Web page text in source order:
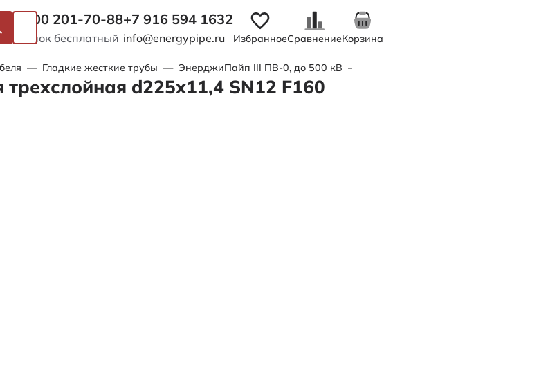
8 800 201-70-88
Звонок бесплатный
+7 916 594 1632
info@energypipe.ru ИзбранноеСравнениеКорзина
— Гладкие жесткие трубы — ЭнерджиПайп III ПВ-0, до 500 кВ —
d225х11,4 SN12 F160